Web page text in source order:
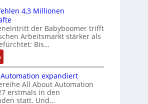
r
E
n
i
c
k
m
r
a
n
i
e
-
P
l
ä
s
s
e
i
n
g
a
n
i
m
M
r
k
t
s
t
a
r
t
f
ü
4,3 Millionen
der Babyboomer trifft
Arbeitsmarkt stärker als
Bis…
:
B
i
s
2
expandiert
All About Automation
erstmals in den
statt. Und…